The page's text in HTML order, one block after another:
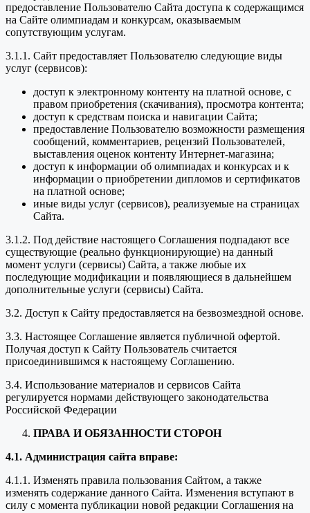
предоставление Пользователю Сайта доступа к содержащимся
на Сайте олимпиадам и конкурсам, оказываемым
сопутствующим услугам.
3.1.1. Сайт предоставляет Пользователю следующие виды
услуг (сервисов):
доступ к электронному контенту на платной основе, с
правом приобретения (скачивания), просмотра контента;
доступ к средствам поиска и навигации Сайта;
предоставление Пользователю возможности размещения
сообщений, комментариев, рецензий Пользователей,
выставления оценок контенту Интернет-магазина;
доступ к информации об олимпиадах и конкурсах и к
информации о приобретении дипломов и сертификатов
на платной основе;
иные виды услуг (сервисов), реализуемые на страницах
Сайта.
3.1.2. Под действие настоящего Соглашения подпадают все
существующие (реально функционирующие) на данный
момент услуги (сервисы) Сайта, а также любые их
последующие модификации и появляющиеся в дальнейшем
дополнительные услуги (сервисы) Сайта.
3.2. Доступ к Сайту предоставляется на безвозмездной основе.
3.3. Настоящее Соглашение является публичной офертой.
Получая доступ к Сайту Пользователь считается
присоединившимся к настоящему Соглашению.
3.4. Использование материалов и сервисов Сайта
регулируется нормами действующего законодательства
Российской Федерации
ПРАВА И ОБЯЗАННОСТИ СТОРОН
4.1. Администрация сайта вправе:
4.1.1. Изменять правила пользования Сайтом, а также
изменять содержание данного Сайта. Изменения вступают в
силу с момента публикации новой редакции Соглашения на